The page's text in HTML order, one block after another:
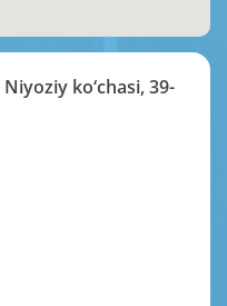
ko‘chasi, 39-